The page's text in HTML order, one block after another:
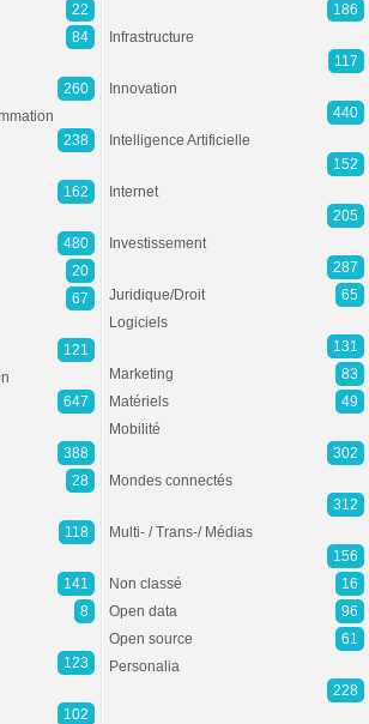
22
84
260
238
162
480
20
67
121
647
388
28
118
141
8
123
102
186
Infrastructure
117
Innovation
440
Intelligence Artificielle
152
Internet
205
Investissement
287
Juridique/Droit
65
Logiciels
131
Marketing
83
Matériels
49
Mobilité
302
Mondes connectés
312
Multi- / Trans-/ Médias
156
Non classé
16
Open data
96
Open source
61
Personalia
228